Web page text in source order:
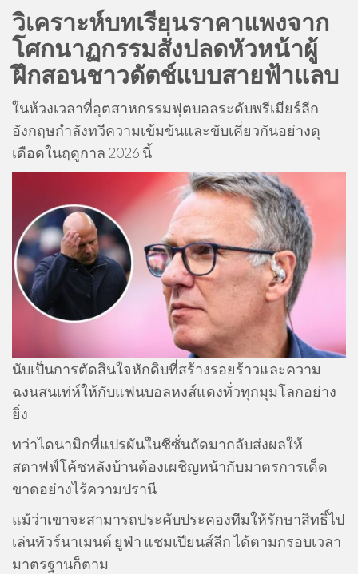
วิเคราะห์บทเรียนราคาแพงจาก
โศกนาฏกรรมสั่งปลดหัวหน้าผู้
ฝึกสอนชาวดัตช์แบบสายฟ้าแลบ
ในห้วงเวลาที่อุตสาหกรรมฟุตบอลระดับพรีเมียร์ลีก
อังกฤษกำลังทวีความเข้มข้นและขับเคี่ยวกันอย่างดุ
เดือดในฤดูกาล 2026 นี้
นับเป็นการตัดสินใจหักดิบที่สร้างรอยร้าวและความ
ฉงนสนเท่ห์ให้กับแฟนบอลหงส์แดงทั่วทุกมุมโลกอย่าง
ยิ่ง
ทว่าไดนามิกที่แปรผันในซีซั่นถัดมากลับส่งผลให้
สตาฟฟ์โค้ชหลังบ้านต้องเผชิญหน้ากับมาตรการเด็ด
ขาดอย่างไร้ความปรานี
แม้ว่าเขาจะสามารถประคับประคองทีมให้รักษาสิทธิ์ไป
เล่นทัวร์นาเมนต์ ยูฟ่า แชมเปียนส์ลีก ได้ตามกรอบเวลา
มาตรฐานก็ตาม